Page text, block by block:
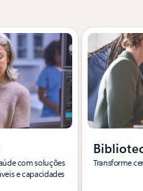
com soluções
e capacidades
Transforme